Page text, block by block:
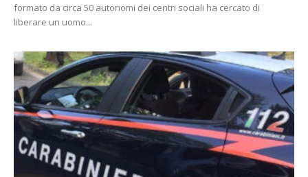
formato da circa 50 autonomi dei centri sociali ha cercato di
liberare un uomo...